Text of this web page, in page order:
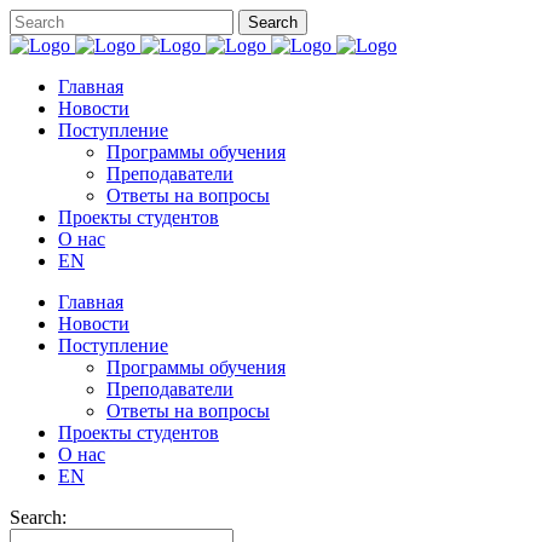
Главная
Новости
Поступление
Программы обучения
Преподаватели
Ответы на вопросы
Проекты студентов
О нас
EN
Главная
Новости
Поступление
Программы обучения
Преподаватели
Ответы на вопросы
Проекты студентов
О нас
EN
Search: